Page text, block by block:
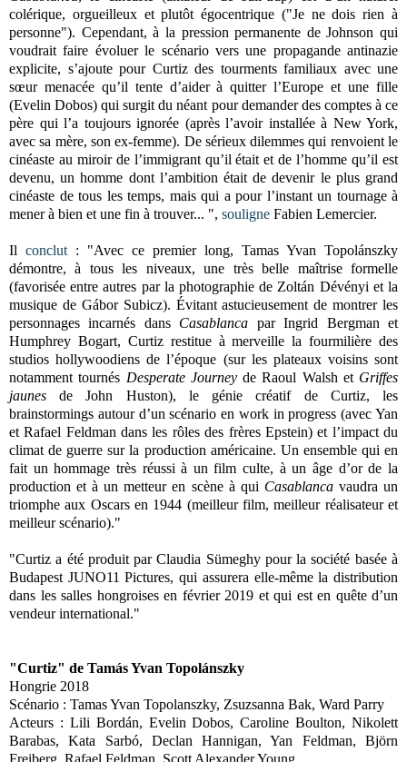
colérique, orgueilleux et plutôt égocentrique ("Je ne dois rien à
personne"). Cependant, à la pression permanente de Johnson qui
voudrait faire évoluer le scénario vers une propagande antinazie
explicite, s’ajoute pour Curtiz des tourments familiaux avec une
sœur menacée qu’il tente d’aider à quitter l’Europe et une fille
(Evelin Dobos) qui surgit du néant pour demander des comptes à ce
père qui l’a toujours ignorée (après l’avoir installée à New York,
avec sa mère, son ex-femme). De sérieux dilemmes qui renvoient le
cinéaste au miroir de l’immigrant qu’il était et de l’homme qu’il est
devenu, un homme dont l’ambition était de devenir le plus grand
cinéaste de tous les temps, mais qui a pour l’instant un tournage à
mener à bien et une fin à trouver... ", souligne Fabien Lemercier.
Il conclut : "Avec ce premier long, Tamas Yvan Topolánszky
démontre, à tous les niveaux, une très belle maîtrise formelle
(favorisée entre autres par la photographie de Zoltán Dévényi et la
musique de Gábor Subicz). Évitant astucieusement de montrer les
personnages incarnés dans Casablanca par Ingrid Bergman et
Humphrey Bogart, Curtiz restitue à merveille la fourmilière des
studios hollywoodiens de l’époque (sur les plateaux voisins sont
notamment tournés Desperate Journeyde Raoul Walsh et Griffes
jaunes de John Huston), le génie créatif de Curtiz, les
brainstormings autour d’un scénario en work in progress (avec Yan
et Rafael Feldman dans les rôles des frères Epstein) et l’impact du
climat de guerre sur la production américaine. Un ensemble qui en
fait un hommage très réussi à un film culte, à un âge d’or de la
production et à un metteur en scène à qui Casablanca vaudra un
triomphe aux Oscars en 1944 (meilleur film, meilleur réalisateur et
meilleur scénario)."
"Curtiz a été produit par Claudia Sümeghy pour la société basée à
Budapest JUNO11 Pictures, qui assurera elle-même la distribution
dans les salles hongroises en février 2019 et qui est en quête d’un
vendeur international."
"Curtiz" de Tamás Yvan Topolánszky
Hongrie 2018
Scénario : Tamas Yvan Topolanszky, Zsuzsanna Bak, Ward Parry
Acteurs : Lili Bordán, Evelin Dobos, Caroline Boulton, Nikolett
Barabas, Kata Sarbó, Declan Hannigan, Yan Feldman, Björn
Freiberg, Rafael Feldman, Scott Alexander Young